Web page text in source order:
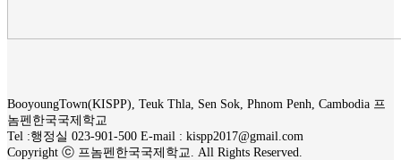
BooyoungTown(KISPP), Teuk Thla, Sen Sok, Phnom Penh, Cambodia 프
놈펜한국국제학교
Tel :행정실 023-901-500 E-mail : kispp2017@gmail.com
Copyright ⓒ 프놈펜한국국제학교. All Rights Reserved.